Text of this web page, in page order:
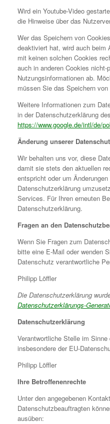
Wird ein Youtube-Video
die Hinweise über das
Wer das Speichern von
deaktiviert hat, wird auch beim
mit keinen solchen Cookies
auch in anderen Cookies nicht-
Nutzungsinformationen ab.
müssen Sie das Speichern
Weitere Informationen zum
in der Datenschutzerklärung
https://www.google.de/intl/de/
Änderung unserer
Wir behalten uns vor, diese
damit sie stets den aktuellen
entspricht oder um
Datenschutzerklärung
Services. Für Ihren erneuten
Datenschutzerklärung.
Fragen an den
Wenn Sie Fragen zum
bitte eine E-Mail oder wenden
Datenschutz verantwortliche
Philipp Löffler
Die Datenschutzerklärung
Datenschutzerklärungs-
Datenschutzerklärung
Verantwortliche Stelle im
insbesondere der EU-
Philipp Löffler
Ihre Betroffenenrechte
Unter den angegebenen
Datenschutzbeauftragten
ausüben: